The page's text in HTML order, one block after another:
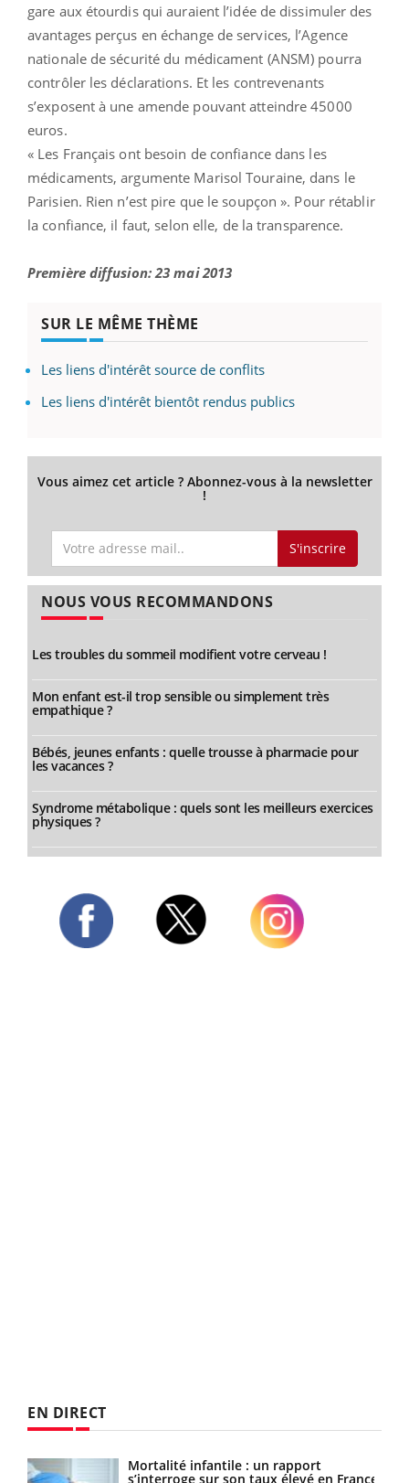
gare aux étourdis qui auraient l’idée de dissimuler des
avantages perçus en échange de services, l’Agence
nationale de sécurité du médicament (ANSM) pourra
contrôler les déclarations. Et les contrevenants
s’exposent à une amende pouvant atteindre 45000
euros.
« Les Français ont besoin de confiance dans les
médicaments, argumente Marisol Touraine, dans le
Parisien. Rien n’est pire que le soupçon ». Pour rétablir
la confiance, il faut, selon elle, de la transparence.
Première diffusion: 23 mai 2013
SUR LE MÊME THÈME
Les liens d'intérêt source de conflits
Les liens d'intérêt bientôt rendus publics
Vous aimez cet article ? Abonnez-vous à la newsletter
!
S'inscrire
NOUS VOUS RECOMMANDONS
Les troubles du sommeil modifient votre cerveau !
Mon enfant est-il trop sensible ou simplement très
empathique ?
Bébés, jeunes enfants : quelle trousse à pharmacie pour
les vacances ?
Syndrome métabolique : quels sont les meilleurs exercices
physiques ?
EN DIRECT
Mortalité infantile : un rapport
s’interroge sur son taux élevé en France
Toujours connectés : comment le travail
empiète de plus en plus sur nos soirées